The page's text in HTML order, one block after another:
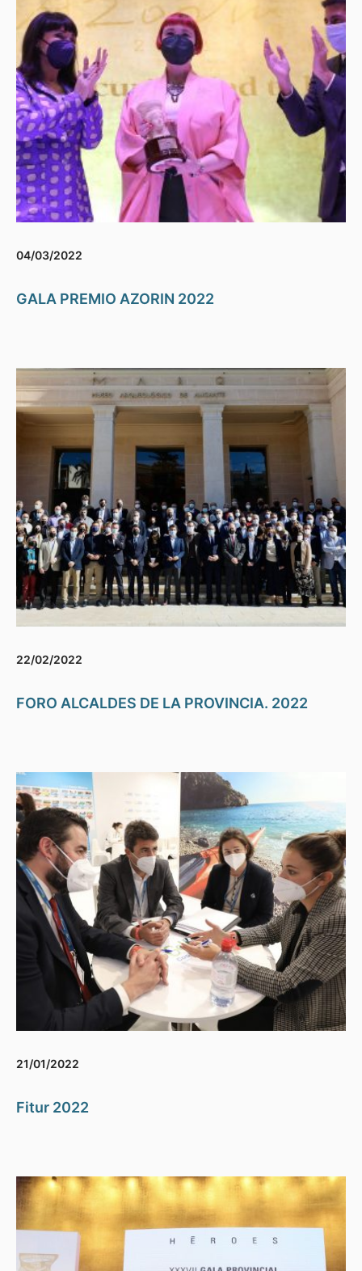
04/03/2022
GALA PREMIO AZORIN 2022
22/02/2022
FORO ALCALDES DE LA PROVINCIA. 2022
21/01/2022
Fitur 2022